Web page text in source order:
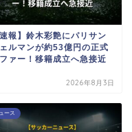
速報】鈴木彩艶にパリサン
ルマンが約53億円の正式
ァー！移籍成立へ急接近
2026年8月3日
ース